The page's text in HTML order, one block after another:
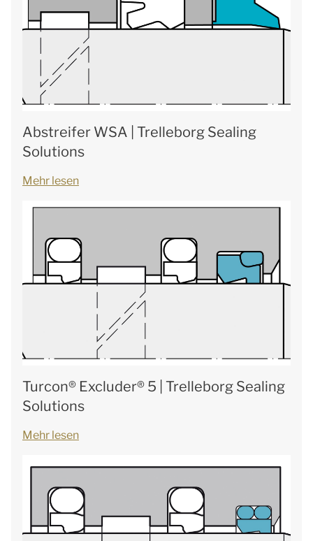
Abstreifer WSA | Trelleborg Sealing
Solutions
Mehr lesen
Turcon® Excluder® 5 | Trelleborg Sealing
Solutions
Mehr lesen